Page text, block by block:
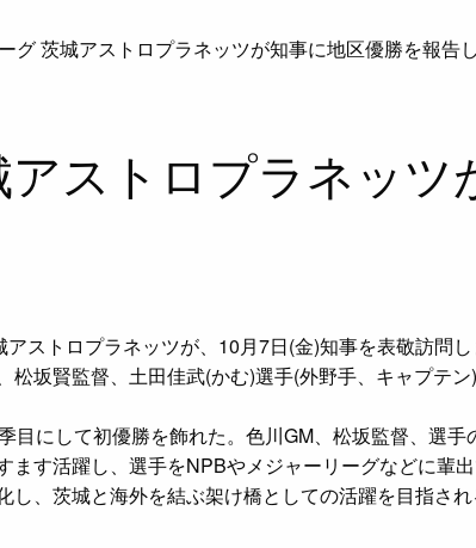
グ 茨城アストロプラネッツが知事に地区優勝を報告
ストロプラネッツ
ストロプラネッツが、10月7日(金)知事を表敬訪問し
坂賢監督、土田佳武(かむ)選手(外野手、キャプテ
にして初優勝を飾れた。色川GM、松坂監督、選手
す活躍し、選手をNPBやメジャーリーグなどに輩
、茨城と海外を結ぶ架け橋としての活躍を目指さ